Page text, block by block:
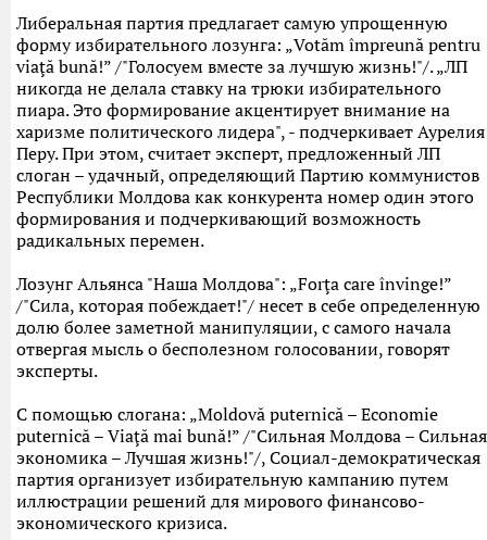
Либеральная партия предлагает самую упрощенную
форму избирательного лозунга: „Votăm împreună pentru
viaţă bună!” /"Голосуем вместе за лучшую жизнь!"/. „ЛП
никогда не делала ставку на трюки избирательного
пиара. Это формирование акцентирует внимание на
харизме политического лидера", - подчеркивает Аурелия
Перу. При этом, считает эксперт, предложенный ЛП
слоган – удачный, определяющий Партию коммунистов
Республики Молдова как конкурента номер один этого
формирования и подчеркивающий возможность
радикальных перемен.
Лозунг Альянса "Наша Молдова": „Forţa care învinge!”
/"Сила, которая побеждает!"/ несет в себе определенную
долю более заметной манипуляции, с самого начала
отвергая мысль о бесполезном голосовании, говорят
эксперты.
С помощью слогана: „Moldovă puternică – Economie
puternică – Viaţă mai bună!” /"Сильная Молдова – Сильная
экономика – Лучшая жизнь!"/, Социал-демократическая
партия организует избирательную кампанию путем
иллюстрации решений для мирового финансово-
экономического кризиса.